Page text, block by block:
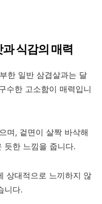
식감의 매력
한 일반 삼겹살과는 달
수한 고소함이 매력입니
며, 겉면이 살짝 바삭해
듯한 느낌을 줍니다.
상대적으로 느끼하지 않
니다.